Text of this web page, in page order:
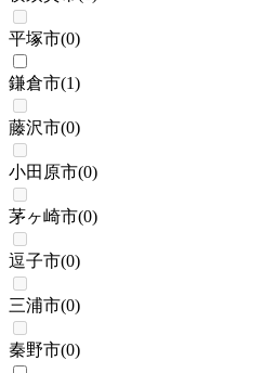
平塚市(0)
鎌倉市(1)
藤沢市(0)
小田原市(0)
茅ヶ崎市(0)
逗子市(0)
三浦市(0)
秦野市(0)